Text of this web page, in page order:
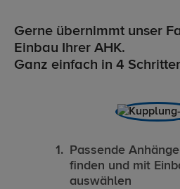
Gerne übernimmt unser
Einbau Ihrer AHK.
Ganz einfach in 4
Passende
finden und mit
auswählen